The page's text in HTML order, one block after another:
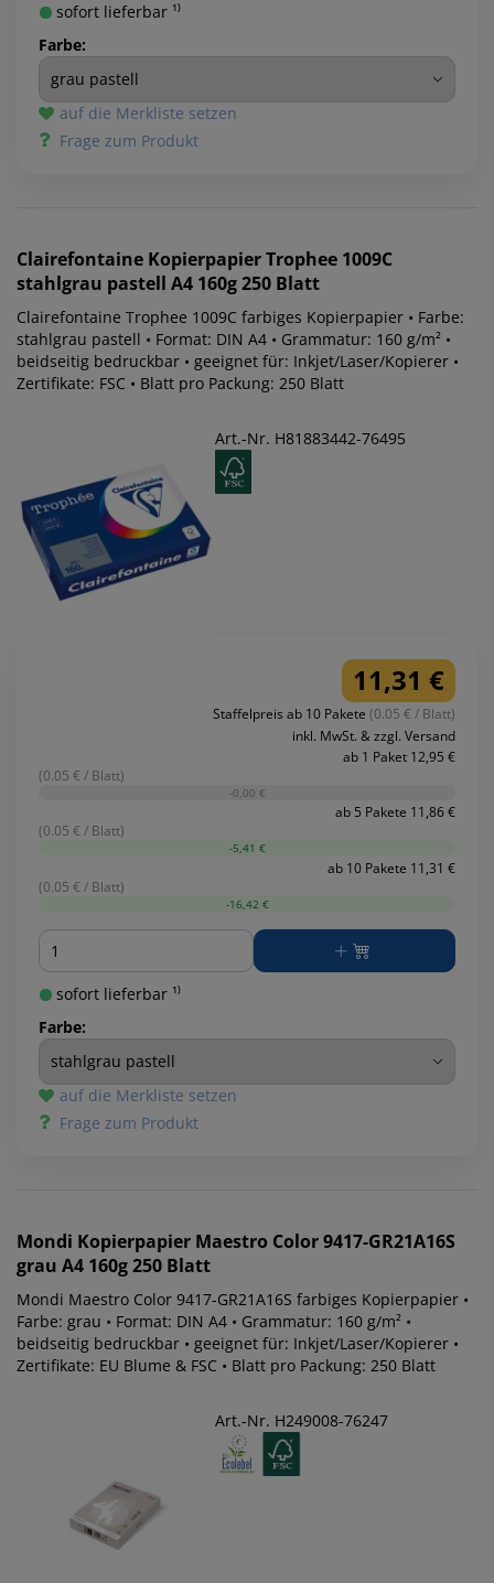
sofort lieferbar ¹⁾
Farbe:
auf die Merkliste setzen
Frage zum Produkt
Clairefontaine Kopierpapier Trophee 1009C
stahlgrau pastell A4 160g 250 Blatt
Clairefontaine Trophee 1009C farbiges Kopierpapier • Farbe:
stahlgrau pastell • Format: DIN A4 • Grammatur: 160 g/m² •
beidseitig bedruckbar • geeignet für: Inkjet/Laser/Kopierer •
Zertifikate: FSC • Blatt pro Packung: 250 Blatt
Art.-Nr. H81883442-76495
11,31 €
Staffelpreis ab 10 Pakete (0.05 € / Blatt)
inkl. MwSt. & zzgl. Versand
ab 1 Paket 12,95 €
(0.05 € / Blatt)
-0,00 €
ab 5 Pakete 11,86 €
(0.05 € / Blatt)
-5,41 €
ab 10 Pakete 11,31 €
(0.05 € / Blatt)
-16,42 €
Menge
sofort lieferbar ¹⁾
Farbe:
auf die Merkliste setzen
Frage zum Produkt
Mondi Kopierpapier Maestro Color 9417-GR21A16S
grau A4 160g 250 Blatt
Mondi Maestro Color 9417-GR21A16S farbiges Kopierpapier •
Farbe: grau • Format: DIN A4 • Grammatur: 160 g/m² •
beidseitig bedruckbar • geeignet für: Inkjet/Laser/Kopierer •
Zertifikate: EU Blume & FSC • Blatt pro Packung: 250 Blatt
Art.-Nr. H249008-76247